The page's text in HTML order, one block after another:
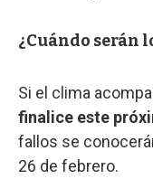
¿Cuándo serán
Si el clima
finalice este
fallos se
26 de febrero.